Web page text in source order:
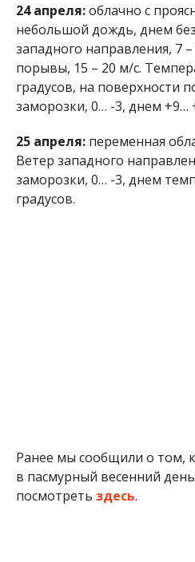
24 апреля:облачно с
небольшой дождь, днем
западного направления, 7
порывы, 15 – 20 м/с.
градусов, на поверхности
заморозки, 0… -3, днем ​​+9…
25 апреля:переменная
Ветер западного
заморозки, 0… -3, днем
градусов.
Ранее мы сообщили о том,
в пасмурный весенний
посмотреть здесь.